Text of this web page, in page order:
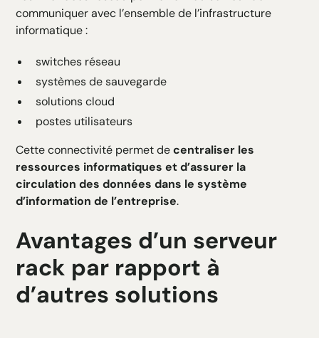
communiquer avec l’ensemble de l’infrastructure
informatique :
switches réseau
systèmes de sauvegarde
solutions cloud
postes utilisateurs
Cette connectivité permet decentraliser les
ressources informatiques et d’assurer la
circulation des données dans le système
d’information de l’entreprise.
Avantages d’un serveur
rack par rapport à
d’autres solutions